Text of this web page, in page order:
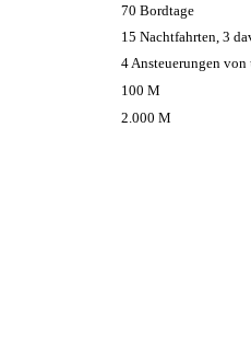
70 Bordtage
15 Nachtfahrten, 3
4 Ansteuerungen
100 M
2.000 M